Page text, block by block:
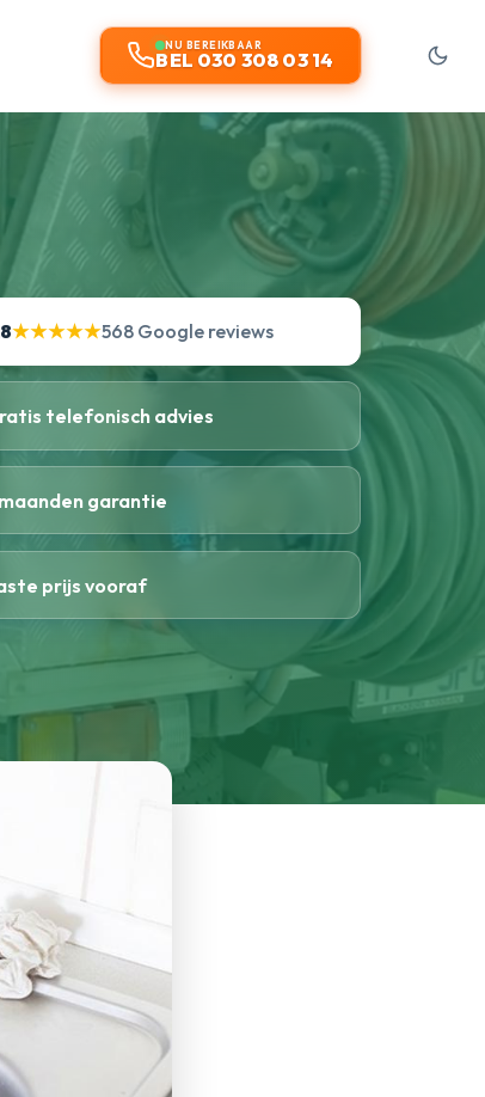
NU BEREIKBAAR
BEL 030 308 03 14
★★★★★568 Google reviews
telefonisch advies
garantie
prijs vooraf